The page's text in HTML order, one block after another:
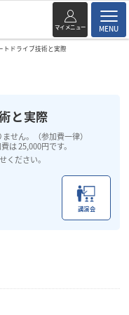
マイメニュー MENU
トドライブ技術と実際
と実際
せん。（参加費一律）
は 25,000円です。
ください。
講演会